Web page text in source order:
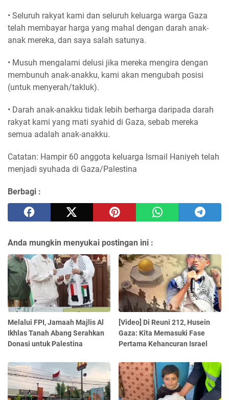
• Seluruh rakyat kami dan seluruh keluarga warga Gaza
telah membayar harga yang mahal dengan darah anak-
anak mereka, dan saya salah satunya.
• Musuh mengalami delusi jika mereka mengira dengan
membunuh anak-anakku, kami akan mengubah posisi
(untuk menyerah/takluk).
• Darah anak-anakku tidak lebih berharga daripada darah
rakyat kami yang mati syahid di Gaza, sebab mereka
semua adalah anak-anakku.
Catatan: Hampir 60 anggota keluarga Ismail Haniyeh telah
menjadi syuhada di Gaza/Palestina
Berbagi :
Anda mungkin menyukai postingan ini :
Melalui FPI, Jamaah Majlis Al
Ikhlas Tanah Abang Serahkan
Donasi untuk Palestina
[Video] Di Reuni 212, Husein
Gaza: Kita Memasuki Fase
Pertama Kehancuran Israel